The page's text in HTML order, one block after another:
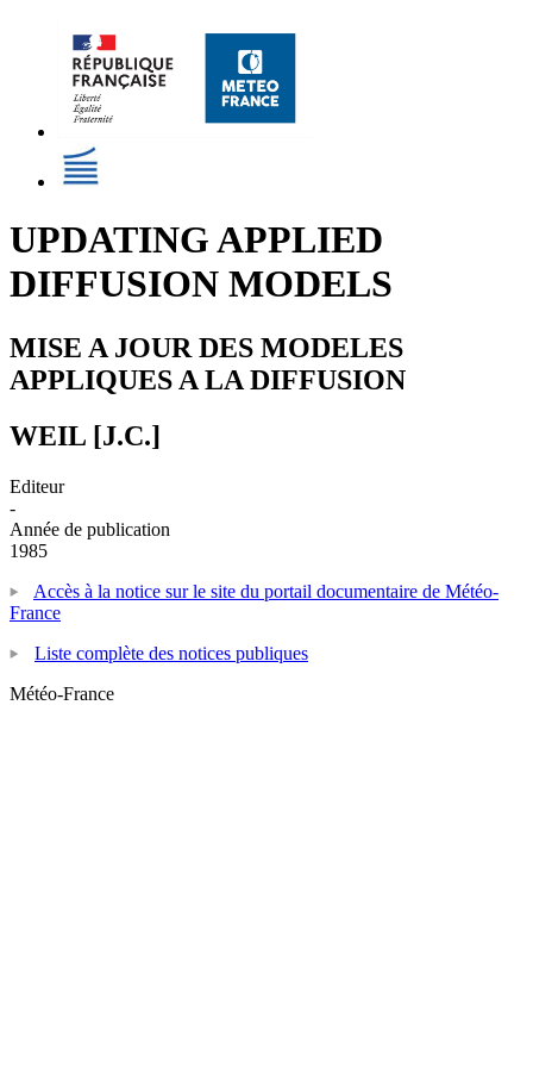
UPDATING APPLIED
DIFFUSION MODELS
MISE A JOUR DES MODELES
APPLIQUES A LA DIFFUSION
WEIL [J.C.]
Editeur
-
Année de publication
1985
Accès à la notice sur le site du portail documentaire de Météo-
France
Liste complète des notices publiques
Météo-France